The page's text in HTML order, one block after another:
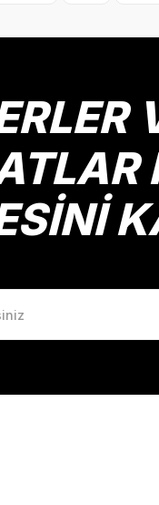
eksik bilgiler
farklı alternatifler